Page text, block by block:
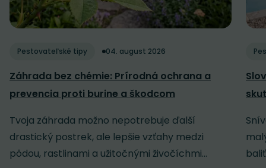
Pestovateľské tipy 04. august 2026
Záhrada bez chémie: Prírodná ochrana a
prevencia proti burine a škodcom
Tvoja záhrada možno nepotrebuje ďalší
drastický postrek, ale lepšie vzťahy medzi
pôdou, rastlinami a užitočnými živočíchmi...